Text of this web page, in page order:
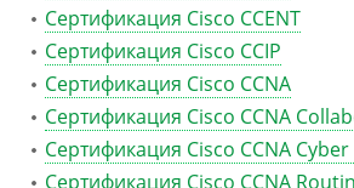
Сертификация Cisco CCENT
Сертификация Cisco CCIP
Сертификация Cisco CCNA
Сертификация Cisco CCNA
Сертификация Cisco CCNA Cyber
Сертификация Cisco CCNA